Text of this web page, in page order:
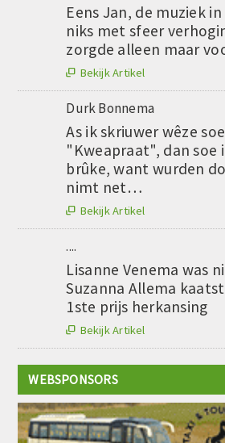
Eens Jan, de muziek
niks met sfeer
zorgde alleen maar
 Bekijk Artikel
Durk Bonnema
As ik skriuwer wêze
"Kweapraat", dan soe
brûke, want wurden
nimt net…
 Bekijk Artikel
....
Lisanne Venema was
Suzanna Allema
1ste prijs herkansing
 Bekijk Artikel
WEBSPONSORS